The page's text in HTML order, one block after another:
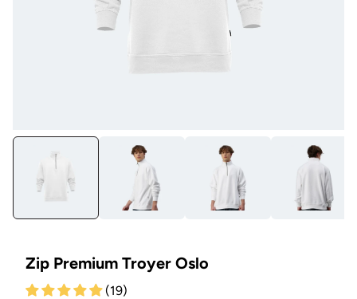
Aprire
Modal
Zip Premium Troyer Oslo
(19)